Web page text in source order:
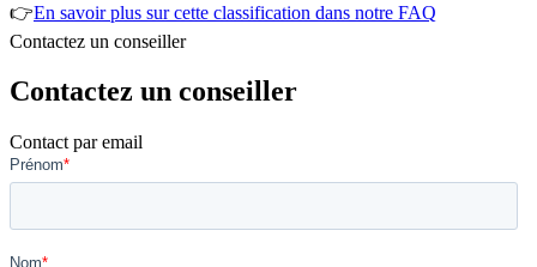
👉En savoir plus sur cette classification dans notre FAQ
Contactez un conseiller
Contactez un conseiller
Contact par email